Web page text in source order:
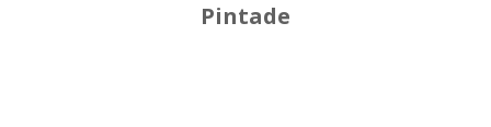
Pintade